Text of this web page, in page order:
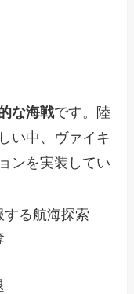
な海戦です。陸
い中、ヴァイキ
ンを実装してい
る航海探索